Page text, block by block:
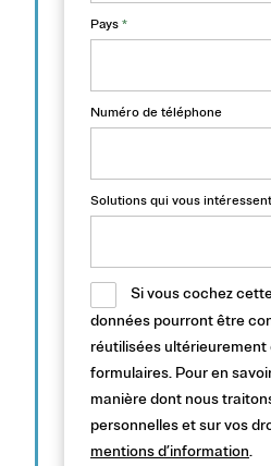
Pays *
Numéro de téléphone
Solutions qui vous intéressent
Si vous cochez
données pourront être
réutilisées ultérieurement
formulaires. Pour en
manière dont nous
personnelles et sur vos
mentions d’information.